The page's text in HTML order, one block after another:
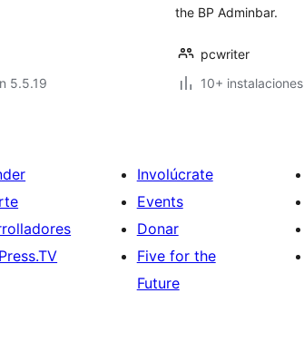
5.5.19
the BP Adminbar.
pcwriter
10+
Involúcrate
Events
Donar
Five for the
Future